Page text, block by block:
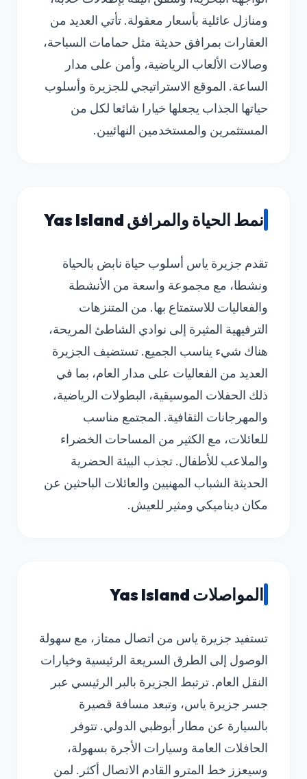
ومنازل عائلية بأسعار معقولة. تأتي العديد من
العقارات بمرافق حديثة مثل حمامات السباحة،
وصالات الألعاب الرياضية، وأمن على مدار
الساعة. الموقع الاستراتيجي للجزيرة وأسلوب
حياتها الجذاب يجعلها خيارا شائعا لكل من
المستثمرين والمستخدمين النهائيين.
نمط الحياة والمرافق Yas Island
تقدم جزيرة ياس أسلوب حياة نابض بالحياة
ونشطا، مع مجموعة واسعة من الأنشطة
والفعاليات للاستمتاع بها. من المتنزهات
الترفيهية المثيرة إلى نوادي الشاطئ المريحة،
هناك شيء يناسب الجميع. تستضيف الجزيرة
العديد من الفعاليات على مدار العام، بما في
ذلك الحفلات الموسيقية، البطولات الرياضية،
والمهرجانات الثقافية. المجتمع مناسب
للعائلات، مع الكثير من المساحات الخضراء
والملاعب للأطفال. تجذب البيئة الحضرية
الحديثة الشباب المهنيين والعائلات الباحثين عن
مكان ديناميكي ومثير للعيش.
المواصلات Yas Island
تستفيد جزيرة ياس من اتصال ممتاز، مع سهولة
الوصول إلى الطرق السريعة الرئيسية وخيارات
النقل العام. ترتبط الجزيرة بالبر الرئيسي عبر
جسر جزيرة ياس، وتبعد مسافة قصيرة
بالسيارة عن مطار أبوظبي الدولي. تتوفر
الحافلات العامة وسيارات الأجرة بسهولة،
وسيعزز خط المترو القادم الاتصال أكثر. لمن